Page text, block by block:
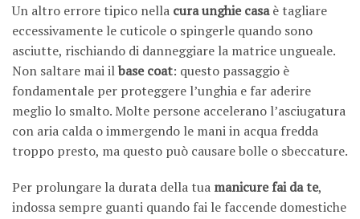
Un altro errore tipico nella cura unghie casaè tagliare
eccessivamente le cuticole o spingerle quando sono
asciutte, rischiando di danneggiare la matrice ungueale.
Non saltare mai ilbase coat: questo passaggio è
fondamentale per proteggere l’unghia e far aderire
meglio lo smalto. Molte persone accelerano l’asciugatura
con aria calda o immergendo le mani in acqua fredda
troppo presto, ma questo può causare bolle o sbeccature.
Per prolungare la durata della tua manicure fai da te,
indossa sempre guanti quando fai le faccende domestiche